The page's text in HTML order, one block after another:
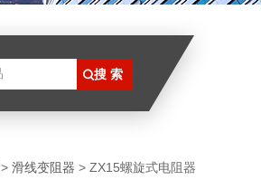
> 滑线变阻器 > ZX15螺旋式电阻器